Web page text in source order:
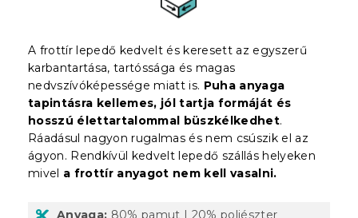
A frottír lepedő kedvelt és keresett az egyszerű
karbantartása, tartóssága és magas
nedvszívóképessége miatt is. Puha anyaga
tapintásra kellemes, jól tartja formáját és
hosszú élettartalommal büszkélkedhet.
Ráadásul nagyon rugalmas és nem csúszik el az
ágyon. Rendkívül kedvelt lepedő szállás helyeken
mivel a frottír anyagot nem kell vasalni.
Anyaga: 80% pamut | 20% poliészter